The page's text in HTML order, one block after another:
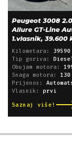
Peugeot 3008
Allure GT-Line
1.vlasnik, 39.600
Kilometara: 39590
Tip goriva:
Obujam motora:
Snaga motora: 130
Prijenos: Automatski
Vlasnik: prvi
Saznaj više!